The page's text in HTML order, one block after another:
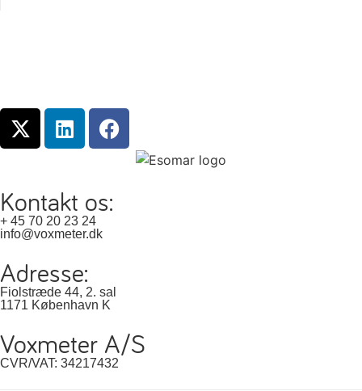
Kontakt os:
+ 45 70 20 23 24
info@voxmeter.dk
Adresse:
Fiolstræde 44, 2. sal
1171 København K
Voxmeter A/S
CVR/VAT: 34217432